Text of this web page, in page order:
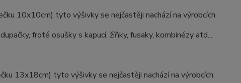
10x10cm) tyto výšivky se nejčastěji nachází na výrobcích:
froté osušky s kapucí, žíňky, fusaky, kombinézy atd...
13x18cm) tyto výšivky se nejčastěji nachází na výrobcích: